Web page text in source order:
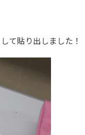
て貼り出しました！